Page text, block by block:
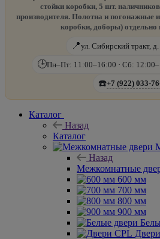
стойки коробки, 5 шт.
производителя. Полотна и погонажные
коробки, доборы) отдельно
📍ул. Сибирский тракт,
🕒Пн–Пт: 11:00–16:00 · Сб:
☎️+7 (922) 033-
Каталог
Назад
Каталог
Назад
Межкомнатные
600 мм
700 мм
800 мм
900 мм